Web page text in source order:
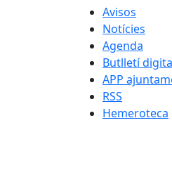
Avisos
Notícies
Agenda
Butlletí
APP
RSS
Hemeroteca